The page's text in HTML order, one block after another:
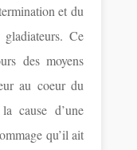
et du
Ce
des moyens
au coeur du
cause d’une
qu’il ait